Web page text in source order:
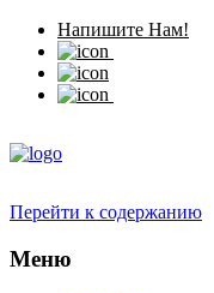
Напишите Нам!
Перейти к содержанию
Меню